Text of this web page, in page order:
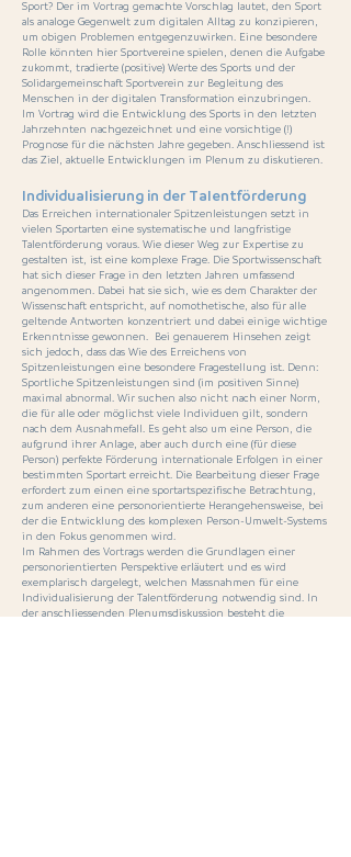
Sport? Der im Vortrag gemachte Vorschlag lautet, den Sport
als analoge Gegenwelt zum digitalen Alltag zu konzipieren,
um obigen Problemen entgegenzuwirken. Eine besondere
Rolle könnten hier Sportvereine spielen, denen die Aufgabe
zukommt, tradierte (positive) Werte des Sports und der
Solidargemeinschaft Sportverein zur Begleitung des
Menschen in der digitalen Transformation einzubringen.
Im Vortrag wird die Entwicklung des Sports in den letzten
Jahrzehnten nachgezeichnet und eine vorsichtige (!)
Prognose für die nächsten Jahre gegeben. Anschliessend ist
das Ziel, aktuelle Entwicklungen im Plenum zu diskutieren.
Individualisierung in der Talentförderung
Das Erreichen internationaler Spitzenleistungen setzt in
vielen Sportarten eine systematische und langfristige
Talentförderung voraus. Wie dieser Weg zur Expertise zu
gestalten ist, ist eine komplexe Frage. Die Sportwissenschaft
hat sich dieser Frage in den letzten Jahren umfassend
angenommen. Dabei hat sie sich, wie es dem Charakter der
Wissenschaft entspricht, auf nomothetische, also für alle
geltende Antworten konzentriert und dabei einige wichtige
Erkenntnisse gewonnen. Bei genauerem Hinsehen zeigt
sich jedoch, dass das Wie des Erreichens von
Spitzenleistungen eine besondere Fragestellung ist. Denn:
Sportliche Spitzenleistungen sind (im positiven Sinne)
maximal abnormal. Wir suchen also nicht nach einer Norm,
die für alle oder möglichst viele Individuen gilt, sondern
nach dem Ausnahmefall. Es geht also um eine Person, die
aufgrund ihrer Anlage, aber auch durch eine (für diese
Person) perfekte Förderung internationale Erfolgen in einer
bestimmten Sportart erreicht. Die Bearbeitung dieser Frage
erfordert zum einen eine sportartspezifische Betrachtung,
zum anderen eine personorientierte Herangehensweise, bei
der die Entwicklung des komplexen Person-Umwelt-Systems
in den Fokus genommen wird.
Im Rahmen des Vortrags werden die Grundlagen einer
personorientierten Perspektive erläutert und es wird
exemplarisch dargelegt, welchen Massnahmen für eine
Individualisierung der Talentförderung notwendig sind. In
der anschliessenden Plenumsdiskussion besteht die